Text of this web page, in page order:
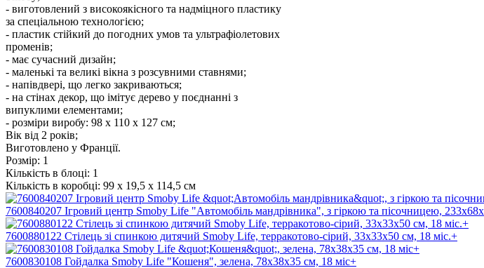
- виготовлений з високоякісного та надміцного пластику
за спеціальною технологією;
- пластик стійкий до погодних умов та ультрафіолетових
променів;
- має сучасний дизайн;
- маленькі та великі вікна з розсувними ставнями;
- напівдвері, що легко закриваються;
- на стінах декор, що імітує дерево у поєднанні з
випуклими елементами;
- розміри виробу: 98 х 110 х 127 см;
Вік від 2 років;
Виготовлено у Франції.
Розмір: 1
Кількість в блоці: 1
Кількість в коробці: 99 х 19,5 х 114,5 см
7600840207 Ігровий центр Smoby Life "Автомобіль мандрівника", з гіркою та пісочницею,
7600880122 Стілець зі спинкою дитячий Smoby Life, терракотово-сірий, 33х33х50 см, 18 міс.+
7600830108 Гойдалка Smoby Life "Кошеня", зелена, 78х38х35 см, 18 міс+